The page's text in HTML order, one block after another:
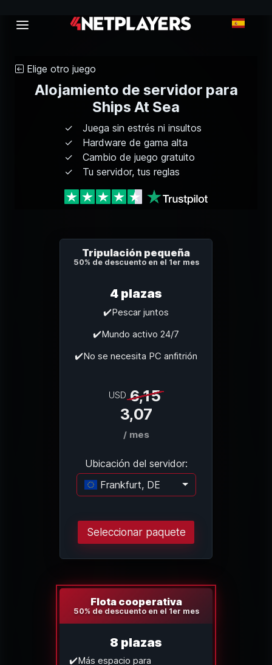
Elige otro juego
Alojamiento de servidor para
Ships At Sea
Juega sin estrés ni insultos
Hardware de gama alta
Cambio de juego gratuito
Tu servidor, tus reglas
Tripulación pequeña
50% de descuento en el 1er mes
4 plazas
✔️Pescar juntos
✔️Mundo activo 24/7
✔️No se necesita PC anfitrión
USD 6,15
3,07
/ mes
Ubicación del servidor:
Frankfurt, DE
Cargando..
Seleccionar paquete
Flota cooperativa
50% de descuento en el 1er mes
8 plazas
✔️Más espacio para